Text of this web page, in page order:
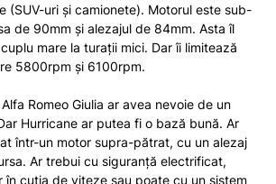
(SUV-uri și camionete). Motorul este sub-
de 90mm și alezajul de 84mm. Asta îl
mare la turații mici. Dar îi limitează
5800rpm și 6100rpm.
Romeo Giulia ar avea nevoie de un
Hurricane ar putea fi o bază bună. Ar
într-un motor supra-pătrat, cu un alezaj
Ar trebui cu siguranță electrificat,
în cutia de viteze sau poate cu un sistem